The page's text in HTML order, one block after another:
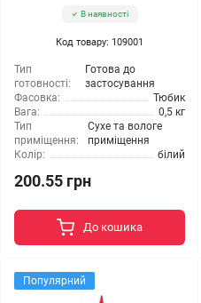
В наявності
Код товару: 109001
Тип
готовності:
Готова до
застосування
Фасовка:
Тюбик
Вага:
0,5 кг
Тип
приміщення:
Сухе та вологе
приміщення
Колір:
білий
200.55 грн
До кошика
Популярний